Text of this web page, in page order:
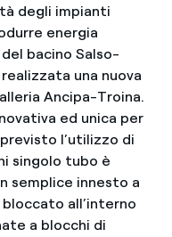
degli impianti
energia
bacino Salso-
una nuova
Ancipa-Troina.
ed unica per
l’utilizzo di
singolo tubo è
semplice innesto a
all’interno
a blocchi di